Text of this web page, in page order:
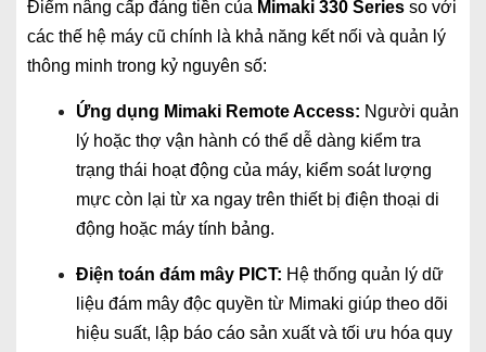
Điểm nâng cấp đáng tiền của Mimaki 330 Series so với
các thế hệ máy cũ chính là khả năng kết nối và quản lý
thông minh trong kỷ nguyên số:
Ứng dụng Mimaki Remote Access: Người quản
lý hoặc thợ vận hành có thể dễ dàng kiểm tra
trạng thái hoạt động của máy, kiểm soát lượng
mực còn lại từ xa ngay trên thiết bị điện thoại di
động hoặc máy tính bảng.
Điện toán đám mây PICT: Hệ thống quản lý dữ
liệu đám mây độc quyền từ Mimaki giúp theo dõi
hiệu suất, lập báo cáo sản xuất và tối ưu hóa quy